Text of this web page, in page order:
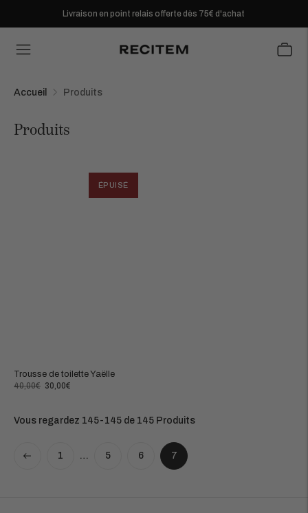
Livraison en point relais offerte dès 75€ d'achat
Accueil Produits
Produits
ÉPUISÉ
Trousse de toilette Yaëlle
Prix
40,00€ Prix
30,00€
précédent 1 … 5 6 7
Vous regardez 145-145 de 145 Produits